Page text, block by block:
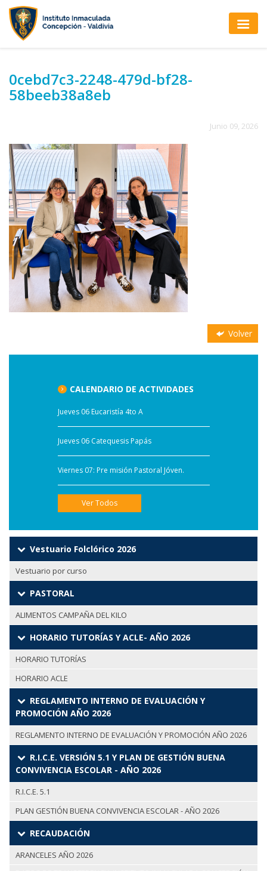
0cebd7c3-2248-479d-bf28-
58beeb38a8eb
Junio 09, 2026
Volver
CALENDARIO DE ACTIVIDADES
Jueves 06 Eucaristía 4to A
Jueves 06 Catequesis Papás
Viernes 07: Pre misión Pastoral Jóven.
Ver Todos
Vestuario Folclórico 2026
Vestuario por curso
PASTORAL
ALIMENTOS CAMPAÑA DEL KILO
HORARIO TUTORÍAS Y ACLE- AÑO 2026
HORARIO TUTORÍAS
HORARIO ACLE
REGLAMENTO INTERNO DE EVALUACIÓN Y
PROMOCIÓN AÑO 2026
REGLAMENTO INTERNO DE EVALUACIÓN Y PROMOCIÓN AÑO 2026
R.I.C.E. VERSIÓN 5.1 Y PLAN DE GESTIÓN BUENA
CONVIVENCIA ESCOLAR - AÑO 2026
R.I.C.E. 5.1
PLAN GESTIÓN BUENA CONVIVENCIA ESCOLAR - AÑO 2026
RECAUDACIÓN
ARANCELES AÑO 2026